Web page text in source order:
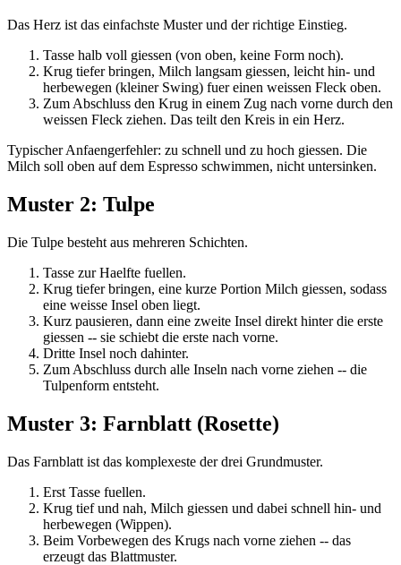
Das Herz ist das einfachste Muster und der richtige Einstieg.
Tasse halb voll giessen (von oben, keine Form noch).
Krug tiefer bringen, Milch langsam giessen, leicht hin- und
herbewegen (kleiner Swing) fuer einen weissen Fleck oben.
Zum Abschluss den Krug in einem Zug nach vorne durch den
weissen Fleck ziehen. Das teilt den Kreis in ein Herz.
Typischer Anfaengerfehler: zu schnell und zu hoch giessen. Die
Milch soll oben auf dem Espresso schwimmen, nicht untersinken.
Muster 2: Tulpe
Die Tulpe besteht aus mehreren Schichten.
Tasse zur Haelfte fuellen.
Krug tiefer bringen, eine kurze Portion Milch giessen, sodass
eine weisse Insel oben liegt.
Kurz pausieren, dann eine zweite Insel direkt hinter die erste
giessen -- sie schiebt die erste nach vorne.
Dritte Insel noch dahinter.
Zum Abschluss durch alle Inseln nach vorne ziehen -- die
Tulpenform entsteht.
Muster 3: Farnblatt (Rosette)
Das Farnblatt ist das komplexeste der drei Grundmuster.
Erst Tasse fuellen.
Krug tief und nah, Milch giessen und dabei schnell hin- und
herbewegen (Wippen).
Beim Vorbewegen des Krugs nach vorne ziehen -- das
erzeugt das Blattmuster.